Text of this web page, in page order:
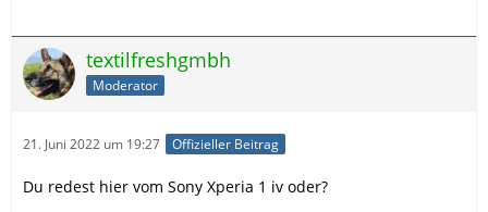
textilfreshgmbh
Moderator
21. Juni 2022 um 19:27 Offizieller Beitrag
Du redest hier vom Sony Xperia 1 iv oder?